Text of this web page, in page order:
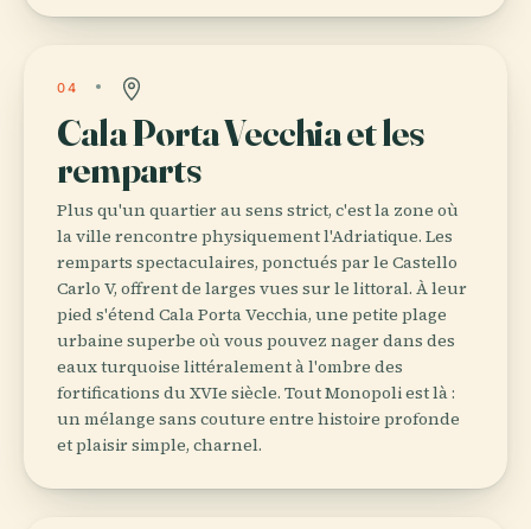
04
Cala Porta Vecchia et les
remparts
Plus qu'un quartier au sens strict, c'est la zone où
la ville rencontre physiquement l'Adriatique. Les
remparts spectaculaires, ponctués par le Castello
Carlo V, offrent de larges vues sur le littoral. À leur
pied s'étend Cala Porta Vecchia, une petite plage
urbaine superbe où vous pouvez nager dans des
eaux turquoise littéralement à l'ombre des
fortifications du XVIe siècle. Tout Monopoli est là :
un mélange sans couture entre histoire profonde
et plaisir simple, charnel.